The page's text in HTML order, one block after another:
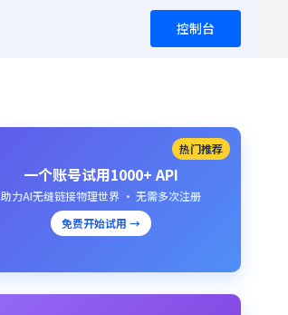
控制台
热门推荐
一个账号试用1000+ API
助力AI无缝链接物理世界 · 无需多次注册
免费开始试用 →